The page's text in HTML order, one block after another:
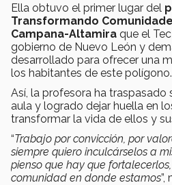
Ella obtuvo el primer lugar del
Transformando
Campana-Altamira que el
gobierno de Nuevo León y
desarrollado para ofrecer una
los habitantes de este polígono.
Así, la profesora ha traspasado
aula y logrado dejar huella en
transformar la vida de ellos y
“Trabajo por convicción, por
siempre quiero inculcárselos a
pienso que hay que
comunidad en donde estamos